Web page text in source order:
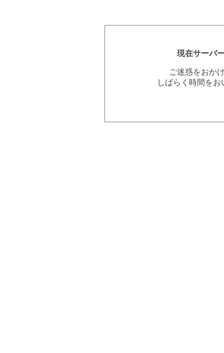
現在サーバ
ご迷惑をおか
しばらく時間を